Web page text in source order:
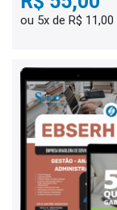
ou 5x de R$ 11,00